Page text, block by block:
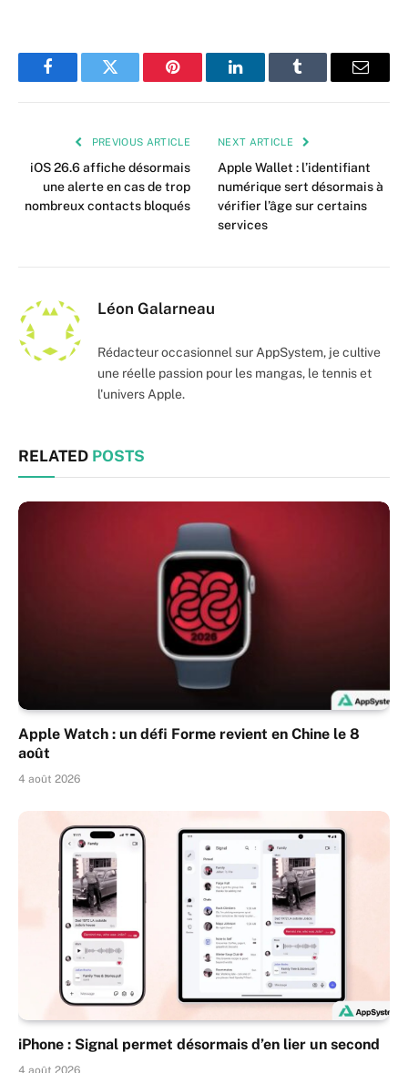
FacebookTwitter Pinterest LinkedInTumblr Email
PREVIOUS ARTICLE
iOS 26.6 affiche désormais
une alerte en cas de trop
nombreux contacts bloqués
NEXT ARTICLE
Apple Wallet : l’identifiant
numérique sert désormais à
vérifier l’âge sur certains
services
Léon Galarneau
Rédacteur occasionnel sur AppSystem, je cultive
une réelle passion pour les mangas, le tennis et
l'univers Apple.
RELATED POSTS
Apple Watch : un défi Forme revient en Chine le 8
août
4 août 2026
iPhone : Signal permet désormais d’en lier un second
4 août 2026